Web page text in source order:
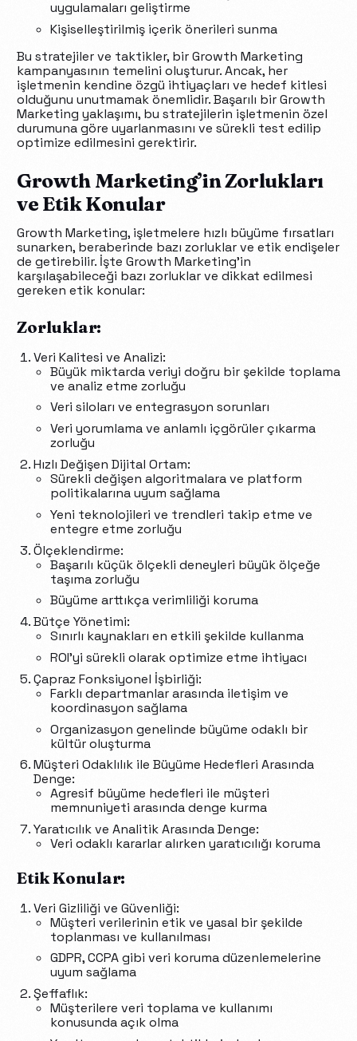
uygulamaları geliştirme
Kişiselleştirilmiş içerik önerileri sunma
Bu stratejiler ve taktikler, bir Growth Marketing
kampanyasının temelini oluşturur. Ancak, her
işletmenin kendine özgü ihtiyaçları ve hedef kitlesi
olduğunu unutmamak önemlidir. Başarılı bir Growth
Marketing yaklaşımı, bu stratejilerin işletmenin özel
durumuna göre uyarlanmasını ve sürekli test edilip
optimize edilmesini gerektirir.
Growth Marketing’in Zorlukları
ve Etik Konular
Growth Marketing, işletmelere hızlı büyüme fırsatları
sunarken, beraberinde bazı zorluklar ve etik endişeler
de getirebilir. İşte Growth Marketing’in
karşılaşabileceği bazı zorluklar ve dikkat edilmesi
gereken etik konular:
Zorluklar:
Veri Kalitesi ve Analizi:
Büyük miktarda veriyi doğru bir şekilde toplama
ve analiz etme zorluğu
Veri siloları ve entegrasyon sorunları
Veri yorumlama ve anlamlı içgörüler çıkarma
zorluğu
Hızlı Değişen Dijital Ortam:
Sürekli değişen algoritmalara ve platform
politikalarına uyum sağlama
Yeni teknolojileri ve trendleri takip etme ve
entegre etme zorluğu
Ölçeklendirme:
Başarılı küçük ölçekli deneyleri büyük ölçeğe
taşıma zorluğu
Büyüme arttıkça verimliliği koruma
Bütçe Yönetimi:
Sınırlı kaynakları en etkili şekilde kullanma
ROI’yi sürekli olarak optimize etme ihtiyacı
Çapraz Fonksiyonel İşbirliği:
Farklı departmanlar arasında iletişim ve
koordinasyon sağlama
Organizasyon genelinde büyüme odaklı bir
kültür oluşturma
Müşteri Odaklılık ile Büyüme Hedefleri Arasında
Denge:
Agresif büyüme hedefleri ile müşteri
memnuniyeti arasında denge kurma
Yaratıcılık ve Analitik Arasında Denge:
Veri odaklı kararlar alırken yaratıcılığı koruma
Etik Konular:
Veri Gizliliği ve Güvenliği:
Müşteri verilerinin etik ve yasal bir şekilde
toplanması ve kullanılması
GDPR, CCPA gibi veri koruma düzenlemelerine
uyum sağlama
Şeffaflık:
Müşterilere veri toplama ve kullanımı
konusunda açık olma